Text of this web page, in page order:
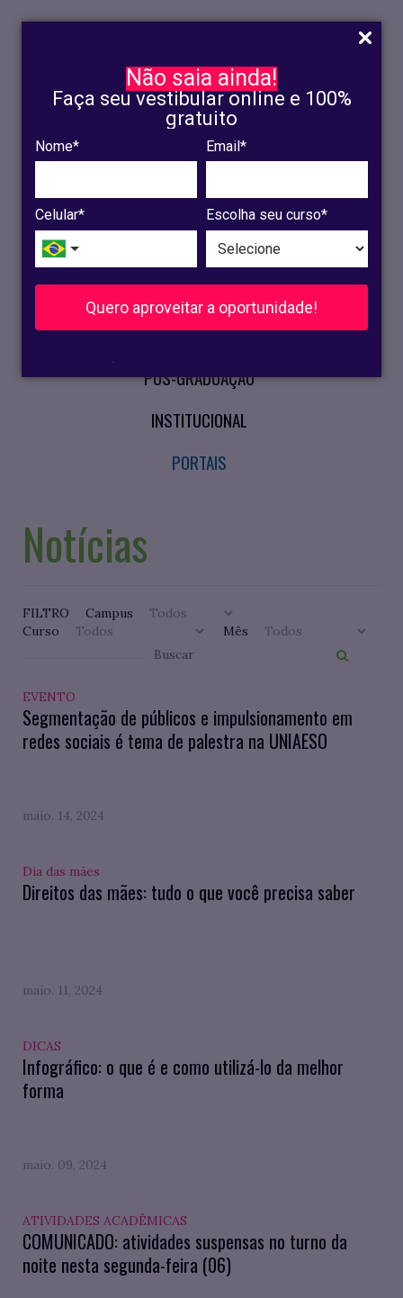
Não saia ainda!
Faça seu vestibular online e 100%
gratuito
Nome* Email*
Celular* Escolha seu curso*
Quero aproveitar a oportunidade!
.
INSCRIÇÃO
OLINDA
RECIFE
VESTIBULAR
CURSOS PRESENCIAIS
PÓS-GRADUAÇÃO
INSTITUCIONAL
PORTAIS
Notícias
FILTRO
Campus
Curso
Mês
EVENTO
Segmentação de públicos e impulsionamento em
redes sociais é tema de palestra na UNIAESO
maio. 14, 2024
Dia das mães
Direitos das mães: tudo o que você precisa saber
maio. 11, 2024
DICAS
Infográfico: o que é e como utilizá-lo da melhor
forma
maio. 09, 2024
ATIVIDADES ACADÊMICAS
COMUNICADO: atividades suspensas no turno da
noite nesta segunda-feira (06)